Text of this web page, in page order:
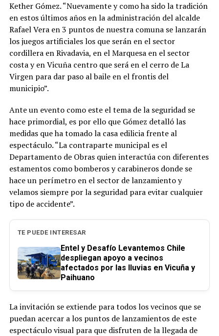
Kether Gómez. “Nuevamente y como ha sido la tradición
en estos últimos años en la administración del alcalde
Rafael Vera en 3 puntos de nuestra comuna se lanzarán
los juegos artificiales los que serán en el sector
cordillera en Rivadavia, en el Marquesa en el sector
costa y en Vicuña centro que será en el cerro de La
Virgen para dar paso al baile en el frontis del
municipio”.
Ante un evento como este el tema de la seguridad se
hace primordial, es por ello que Gómez detalló las
medidas que ha tomado la casa edilicia frente al
espectáculo. “La contraparte municipal es el
Departamento de Obras quien interactúa con diferentes
estamentos como bomberos y carabineros donde se
hace un perímetro en el sector de lanzamiento y
velamos siempre por la seguridad para evitar cualquier
tipo de accidente”.
TE PUEDE INTERESAR
Entel y Desafío Levantemos Chile
despliegan apoyo a vecinos
afectados por las lluvias en Vicuña y
Paihuano
La invitación se extiende para todos los vecinos que se
puedan acercar a los puntos de lanzamientos de este
espectáculo visual para que disfruten de la llegada de